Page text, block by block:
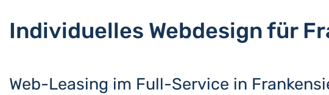
Individuelles Webdesign für
Web-Leasing im Full-Service in